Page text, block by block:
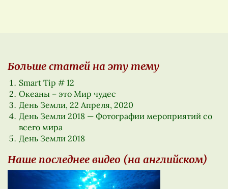
Больше статей на эту тему
Smart Tip # 12
Океаны – это Мир чудес
День Земли, 22 Апреля, 2020
День Земли 2018 — Фотографии мероприятий со
всего мира
День Земли 2018
Наше последнее видео (на английском)